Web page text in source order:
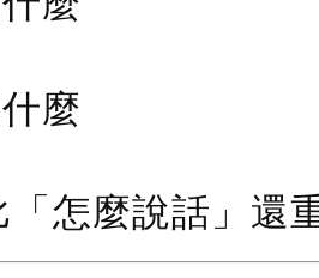
麼
「怎麼說話」還